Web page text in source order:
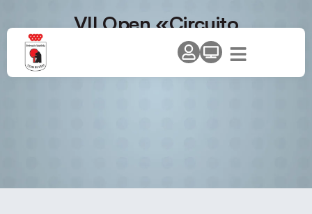
VII Open «Circuito
Comunidad» – Open de
Guadarrama – Categorías